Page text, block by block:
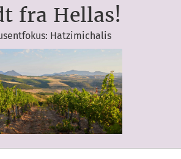
fra Hellas!
Hatzimichalis